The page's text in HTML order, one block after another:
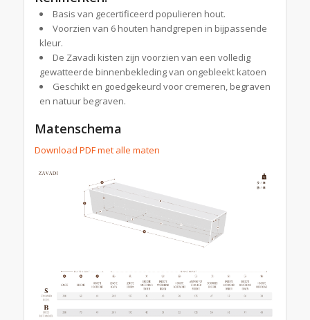
Basis van gecertificeerd populieren hout.
Voorzien van 6 houten handgrepen in bijpassende
kleur.
De Zavadi kisten zijn voorzien van een volledig
gewatteerde binnenbekleding van ongebleekt katoen
Geschikt en goedgekeurd voor cremeren, begraven
en natuur begraven.
Matenschema
Download PDF met alle maten